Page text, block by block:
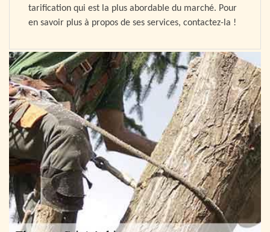
tarification qui est la plus abordable du marché. Pour
en savoir plus à propos de ses services, contactez-la !